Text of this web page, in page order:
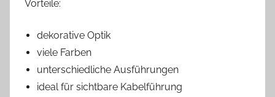
Vorteile:
dekorative Optik
viele Farben
unterschiedliche Ausführungen
ideal für sichtbare Kabelführung